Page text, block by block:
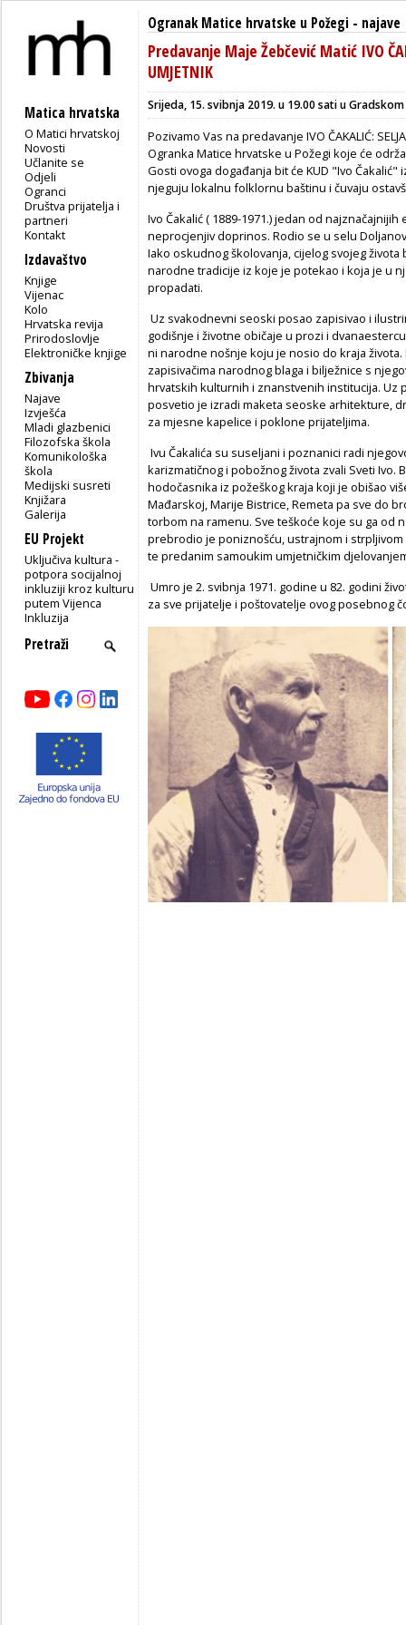
Matica hrvatska
O Matici hrvatskoj
Novosti
Učlanite se
Odjeli
Ogranci
Društva prijatelja i
partneri
Kontakt
Izdavaštvo
Knjige
Vijenac
Kolo
Hrvatska revija
Prirodoslovlje
Elektroničke knjige
Zbivanja
Najave
Izvješća
Mladi glazbenici
Filozofska škola
Komunikološka
škola
Medijski susreti
Knjižara
Galerija
EU Projekt
Uključiva kultura -
potpora socijalnoj
inkluziji kroz kulturu
putem Vijenca
Inkluzija
Ogranak Matice hrvatske u Požegi - najave
Predavanje Maje Žebčević Matić IVO
UMJETNIK
Srijeda, 15. svibnja 2019. u 19.00 sati u
Pozivamo Vas na predavanje IVO ČAKALIĆ:
Ogranka Matice hrvatske u Požegi koje će
Gosti ovoga događanja bit će KUD "Ivo
njeguju lokalnu folklornu baštinu i čuvaju
Ivo Čakalić ( 1889-1971.) jedan od
neprocjenjiv doprinos. Rodio se u selu
Iako oskudnog školovanja, cijelog svojeg
narodne tradicije iz koje je potekao i koja je u
propadati.
Uz svakodnevni seoski posao zapisivao i
godišnje i životne običaje u prozi i
ni narodne nošnje koju je nosio do kraja
zapisivačima narodnog blaga i bilježnice s
hrvatskih kulturnih i znanstvenih institucija. Uz
posvetio je izradi maketa seoske arhitekture,
za mjesne kapelice i poklone prijateljima.
Ivu Čakalića su suseljani i poznanici radi
karizmatičnog i pobožnog života zvali Sveti
hodočasnika iz požeškog kraja koji je obišao
Mađarskoj, Marije Bistrice, Remeta pa sve do
torbom na ramenu. Sve teškoće koje su ga od
prebrodio je poniznošću, ustrajnom i
te predanim samoukim umjetničkim
Umro je 2. svibnja 1971. godine u 82. godini
za sve prijatelje i poštovatelje ovog posebnog